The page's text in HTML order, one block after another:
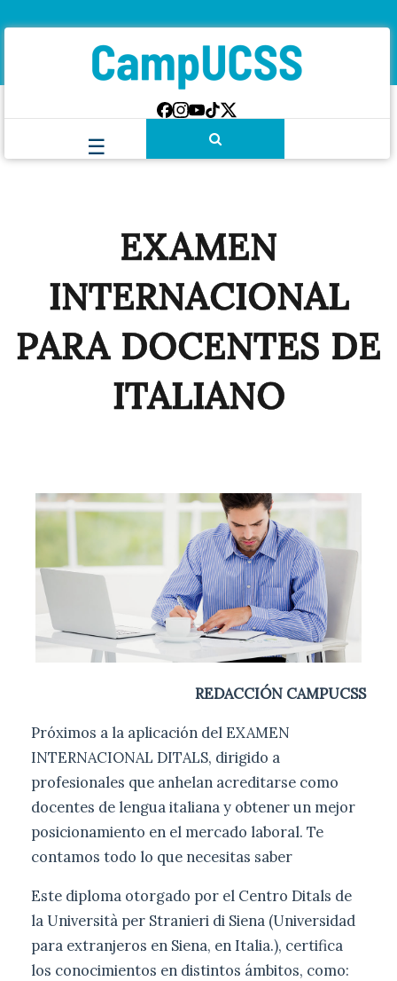
EXAMEN
INTERNACIONAL
PARA DOCENTES DE
ITALIANO
REDACCIÓN CAMPUCSS
Próximos a la aplicación del EXAMEN
INTERNACIONAL DITALS, dirigido a
profesionales que anhelan acreditarse como
docentes de lengua italiana y obtener un mejor
posicionamiento en el mercado laboral. Te
contamos todo lo que necesitas saber
Este diploma otorgado por el Centro Ditals de
la Università per Stranieri di Siena (Universidad
para extranjeros en Siena, en Italia.), certifica
los conocimientos en distintos ámbitos, como: